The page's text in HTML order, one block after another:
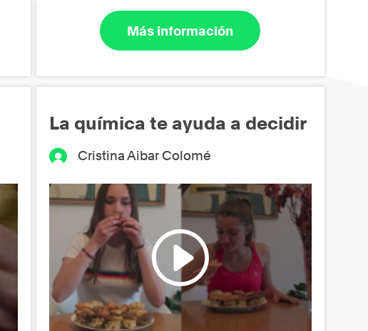
Más información
La química te ayuda a decidir
Cristina Aibar Colomé